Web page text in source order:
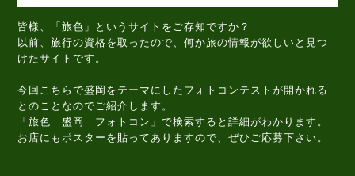
皆様、「旅色」というサイトをご存知ですか？
以前、旅行の資格を取ったので、何か旅の情報が欲しいと見つ
けたサイトです。
今回こちらで盛岡をテーマにしたフォトコンテストが開かれる
とのことなのでご紹介します。
「旅色 盛岡 フォトコン」で検索すると詳細がわかります。
お店にもポスターを貼ってありますので、ぜひご応募下さい。